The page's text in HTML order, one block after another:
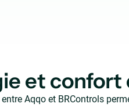
et
Aqqo et BRControls